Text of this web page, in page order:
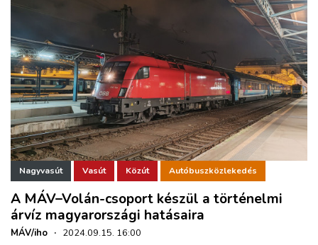
Nagyvasút Vasút Közút Autóbuszközlekedés
A MÁV–Volán-csoport készül a történelmi
árvíz magyarországi hatásaira
MÁV/iho · 2024.09.15. 16:00